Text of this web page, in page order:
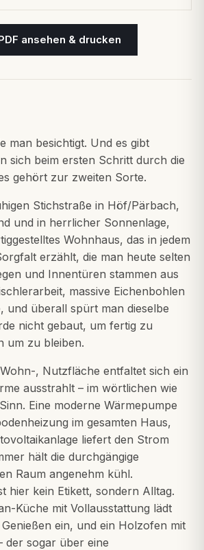
ansehen & drucken
man besichtigt. Und es gibt
sich beim ersten Schritt durch die
gehört zur zweiten Sorte.
Stichstraße in Höf/Pärbach,
und in herrlicher Sonnenlage,
Wohnhaus, das in jedem
erzählt, die man heute selten
und Innentüren stammen aus
massive Eichenbohlen
und überall spürt man dieselbe
nicht gebaut, um fertig zu
um zu bleiben.
, Nutzfläche entfaltet sich ein
ausstrahlt – im wörtlichen wie
Eine moderne Wärmepumpe
im gesamten Haus,
liefert den Strom
hält die durchgängige
Raum angenehm kühl.
hier kein Etikett, sondern Alltag.
Küche mit Vollausstattung lädt
ein, und ein Holzofen mit
der sogar über eine